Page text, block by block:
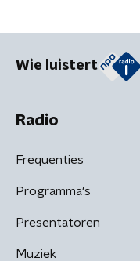
Wie luistert
Radio
Frequenties
Programma's
Presentatoren
Muziek